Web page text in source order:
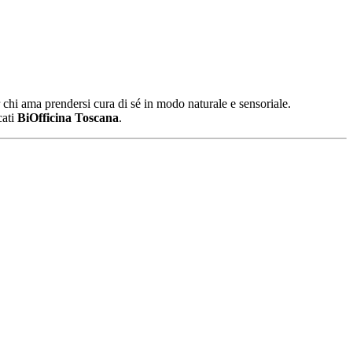
chi ama prendersi cura di sé in modo naturale e sensoriale.
BiOfficina Toscana.